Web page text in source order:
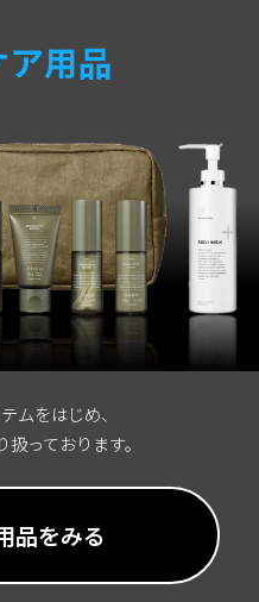
用品
ムをはじめ、
っております。
品をみる